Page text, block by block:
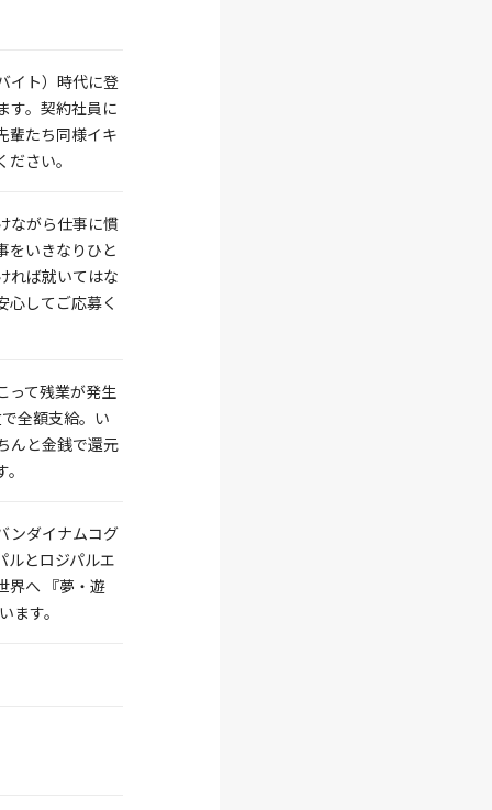
イト）時代に登
す。契約社員に
輩たち同様イキ
さい。
ながら仕事に慣
をいきなりひと
れば就いてはな
心してご応募く
って残業が発生
全額支給。い
んと金銭で還元
ンダイナムコグ
ルとロジパルエ
界へ 『夢・遊
す。